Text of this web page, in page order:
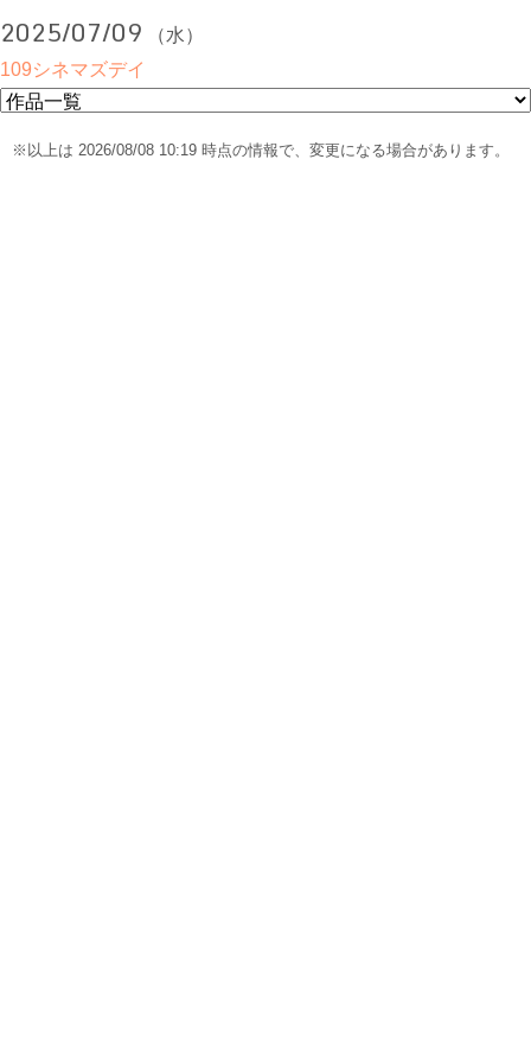
2025/07/09 （水）
109シネマズデイ
※以上は 2026/08/08 10:19 時点の情報で、変更になる場合があります。